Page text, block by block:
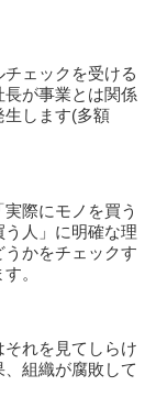
ェックを受ける
長が事業とは関係
生します(多額
際にモノを買う
人」に明確な理
かをチェックす
。
れを見てしらけ
組織が腐敗して